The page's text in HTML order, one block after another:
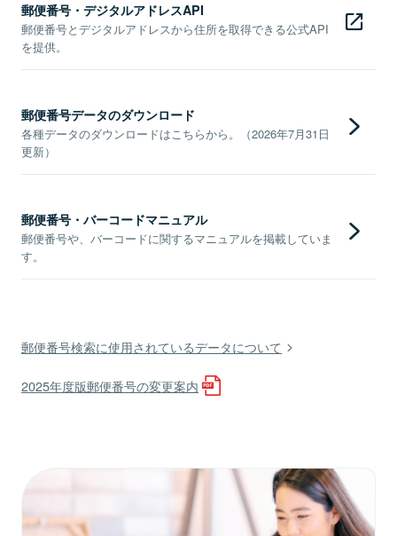
郵便番号・デジタルアドレスAPI
郵便番号とデジタルアドレスから住所を取得できる公式API
を提供。
郵便番号データのダウンロード
各種データのダウンロードはこちらから。（2026年7月31日
更新）
郵便番号・バーコードマニュアル
郵便番号や、バーコードに関するマニュアルを掲載していま
す。
郵便番号検索に使用されているデータについて
2025年度版郵便番号の変更案内